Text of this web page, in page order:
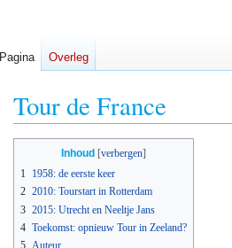
Tour de France
navigatie
springen
zoeken
springen
Inhoud
1
1958: de eerste keer
2 2010: Tourstart in Rotterdam
3 2015: Utrecht en Neeltje Jans
4 Toekomst: opnieuw Tour in Zeeland?
5 Auteur
Pagina Overleg